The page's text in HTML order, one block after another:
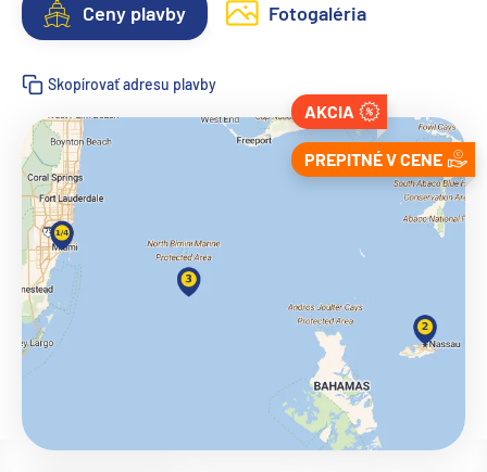
Ceny plavby Fotogaléria
Skopírovať adresu plavby
AKCIA
PREPITNÉ V CENE